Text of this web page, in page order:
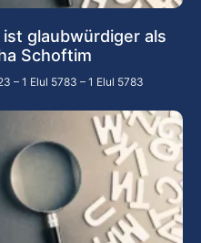
glaubwürdiger als
Schoftim
– 1 Elul 5783 – 1 Elul 5783